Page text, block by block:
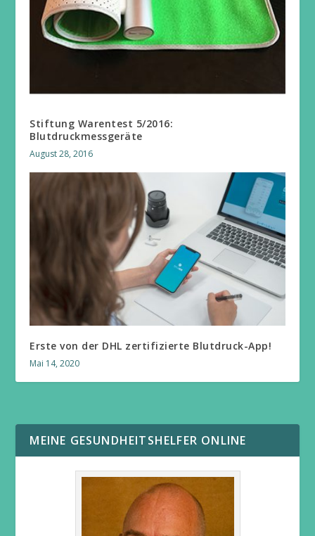
Stiftung Warentest 5/2016:
Blutdruckmessgeräte
August 28, 2016
Erste von der DHL zertifizierte Blutdruck-App!
Mai 14, 2020
MEINE GESUNDHEITSHELFER ONLINE